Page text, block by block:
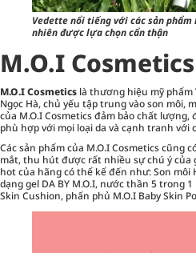
Vedette nổi tiếng với các sản
nhiên được lựa chọn cẩn thận
M.O.I Cosmetics
M.O.I Cosmetics là thương hiệu mỹ phẩm
Ngọc Hà, chủ yếu tập trung vào son môi,
của M.O.I Cosmetics đảm bảo chất
phù hợp với mọi loại da và cạnh tranh
Các sản phẩm của M.O.I Cosmetics cũng
mắt, thu hút được rất nhiều sự chú ý của
hot của hãng có thể kể đến như: Son môi
dạng gel DA BY M.O.I, nước thần 5 trong 1
Skin Cushion, phấn phủ M.O.I Baby Skin